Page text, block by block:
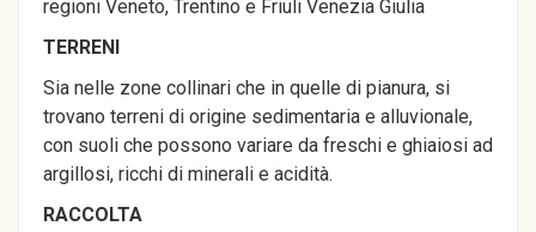
regioni Veneto, Trentino e Friuli Venezia Giulia
TERRENI
Sia nelle zone collinari che in quelle di pianura, si
trovano terreni di origine sedimentaria e alluvionale,
con suoli che possono variare da freschi e ghiaiosi ad
argillosi, ricchi di minerali e acidità.
RACCOLTA